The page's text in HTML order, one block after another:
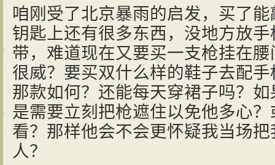
咱刚受了北京暴雨的启发，买了
钥匙上还有很多东西，没地方放
带，难道现在又要买一支枪挂在
很威？要买双什么样的鞋子去配
那款如何？还能每天穿裙子吗？
是需要立刻把枪遮住以免他多心
看？那样他会不会更怀疑我当场
人？